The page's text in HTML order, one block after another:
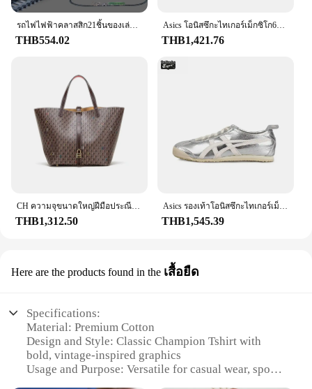
THB554.02
Asics โอนิสซึกะไทเกอร์เม็กซิโก66รองเท้าวิ่ง, รองเท้าผ้าใบหนังคลาสสิกสำหรับผู้ชายและผู้หญิง
THB1,421.76
THB1,312.50 THB1,545.39
Here are the products found in the เสื้อยืด
Specifications:
Material: Premium Cotton
Design and Style: Classic Champion Tshirt with
bold, vintage-inspired graphics
Usage and Purpose: Versatile for casual wear, sports